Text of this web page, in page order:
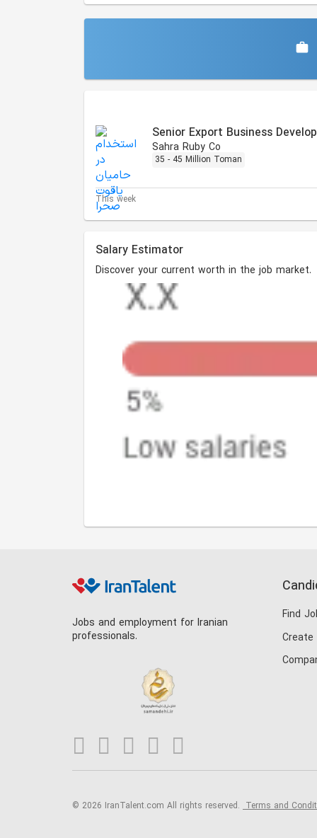
Senior Export Business
Sahra Ruby Co
35 - 45 Million Toman
This week
Salary Estimator
Discover your current worth in the job market.
Jobs and employment for Iranian
professionals.
Find
Create
© 2026 IranTalent.com All rights reserved. Terms and